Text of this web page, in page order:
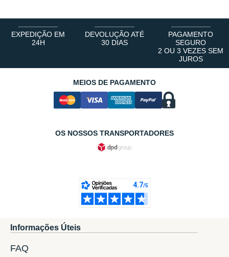
EXPEDIÇÃO EM
24H
DEVOLUÇÃO ATÉ
30 DIAS
PAGAMENTO
SEGURO
2 OU 3 VEZES SEM
JUROS
MEIOS DE PAGAMENTO
OS NOSSOS TRANSPORTADORES
Informações Úteis
FAQ